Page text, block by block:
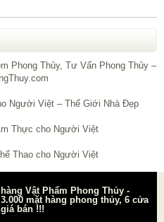
Vật Phẩm Phong Thủy -
mặt hàng phong thủy, 6 cửa
bán !!!